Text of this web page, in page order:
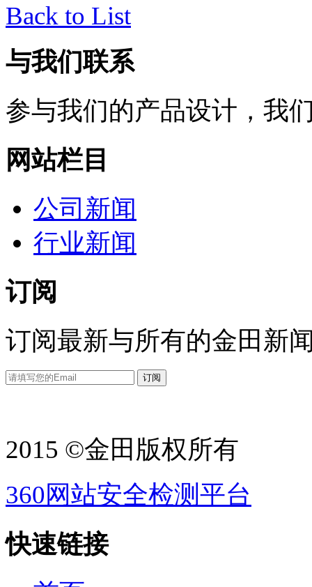
Back to List
与我们联系
参与我们的产品设计，我
网站栏目
公司新闻
行业新闻
订阅
订阅最新与所有的金田新
2015 ©金田版权所有
360网站安全检测平台
快速链接